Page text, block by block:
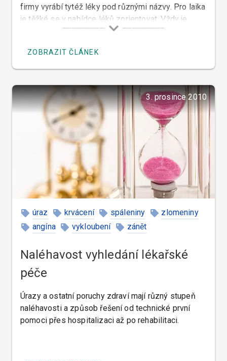
firmy vyrábí tytéž léky pod různými názvy. Pro laika
je těžké se v nabídce léků zorientovat. Vždy je
správné, poradit se o vhodném léku proti bolesti se
ZOBRAZIT ČLÁNEK
3. prosince 2010
úraz krvácení spáleniny
zlomeniny
angína
vykloubení zánět
Naléhavost vyhledání lékařské
péče
Úrazy a ostatní poruchy zdraví mají různý stupeň
naléhavosti a způsob řešení od technické první
pomoci přes hospitalizaci až po rehabilitaci.